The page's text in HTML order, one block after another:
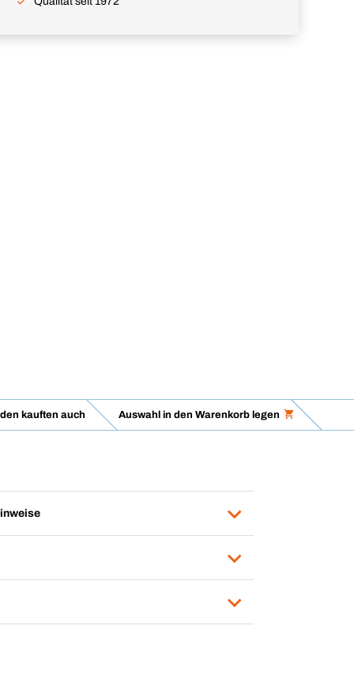
kauften auch Auswahl in den Warenkorb legen